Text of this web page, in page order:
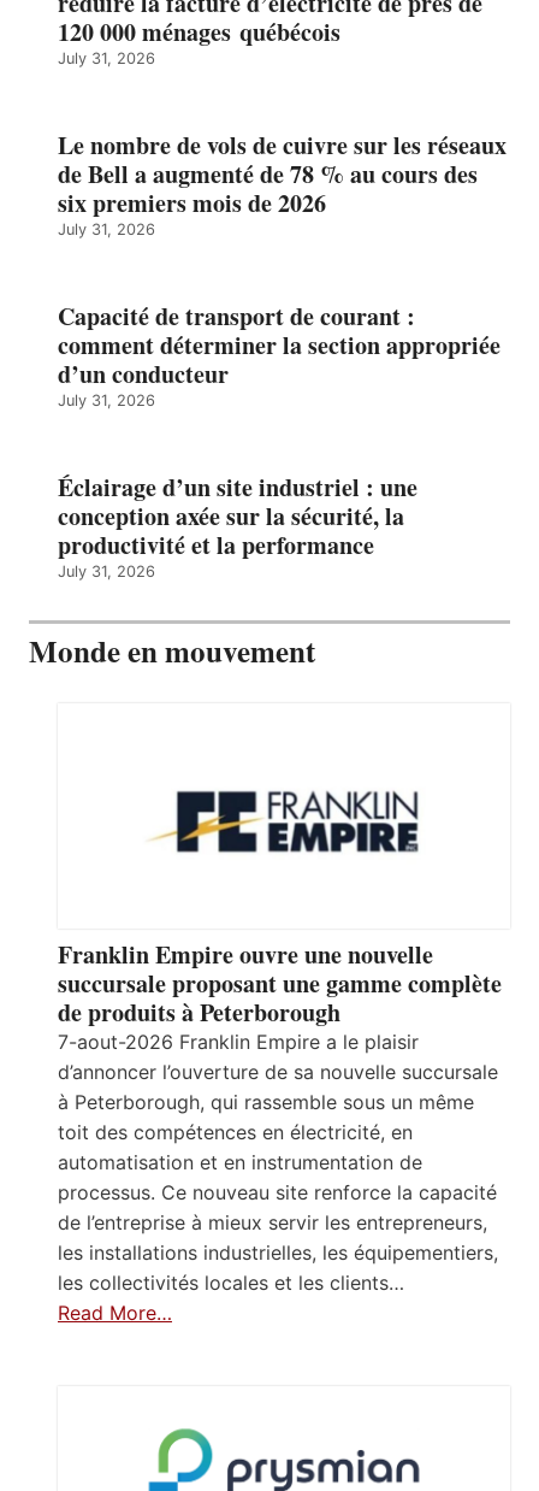
120 000 ménages québécois
July 31, 2026
Le nombre de vols de cuivre sur les réseaux
de Bell a augmenté de 78 % au cours des
six premiers mois de 2026
July 31, 2026
Capacité de transport de courant :
comment déterminer la section appropriée
d’un conducteur
July 31, 2026
Éclairage d’un site industriel : une
conception axée sur la sécurité, la
productivité et la performance
July 31, 2026
Monde en mouvement
Franklin Empire ouvre une nouvelle
succursale proposant une gamme complète
de produits à Peterborough
7-aout-2026 Franklin Empire a le plaisir
d’annoncer l’ouverture de sa nouvelle succursale
à Peterborough, qui rassemble sous un même
toit des compétences en électricité, en
automatisation et en instrumentation de
processus. Ce nouveau site renforce la capacité
de l’entreprise à mieux servir les entrepreneurs,
les installations industrielles, les équipementiers,
les collectivités locales et les clients…
Read More…